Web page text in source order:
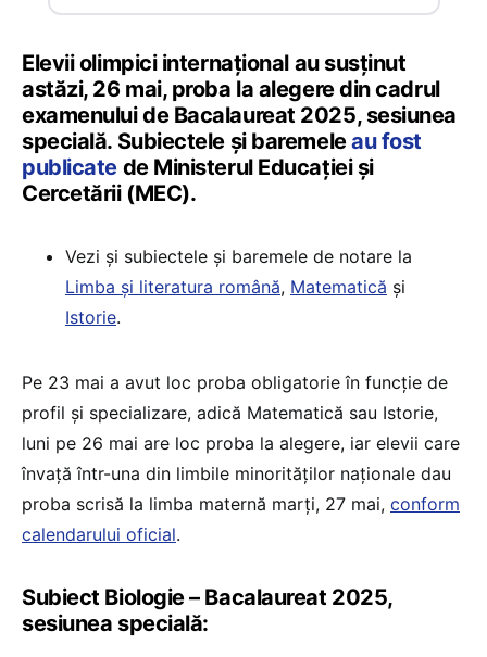
Elevii olimpici internațional au susținut
astăzi, 26 mai, proba la alegere din cadrul
examenului de Bacalaureat 2025, sesiunea
specială. Subiectele și baremeleau fost
publicatede Ministerul Educației și
Cercetării (MEC).
Vezi și subiectele și baremele de notare la
Limba și literatura română, Matematică și
Istorie.
Pe 23 mai a avut loc proba obligatorie în funcție de
profil și specializare, adică Matematică sau Istorie,
luni pe 26 mai are loc proba la alegere, iar elevii care
învață într-una din limbile minorităților naționale dau
proba scrisă la limba maternă marți, 27 mai, conform
calendarului oficial.
Subiect Biologie – Bacalaureat 2025,
sesiunea specială: